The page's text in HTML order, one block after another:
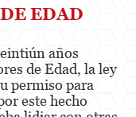
del Orden
EDAD
años
de Edad, la ley
permiso para
este hecho